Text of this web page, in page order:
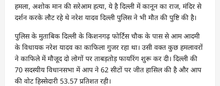
हमला, अशोक मान की सरेआम हत्या, ये है दिल्ली में कानून का राज, मंदिर से
दर्शन करके लौट रहे थे नरेश यादव दिल्ली पुलिस ने भी मौत की पुष्टि की है।
पुलिस के मुताबिक दिल्ली के किशनगढ़ फोर्टिस चौक के पास से आम आदमी
के विधायक नरेश यादव का काफिला गुजर रहा था। उसी वक्त कुछ हमलावरों
ने काफिले में मौजूद दो लोगों पर ताबड़तोड़ फायरिंग शुरू कर दी। दिल्ली की
70 सदस्यीय विधानसभा में आप ने 62 सीटों पर जीत हासिल की है और आप
की वोट हिस्सेदारी 53.57 प्रतिशत रही।